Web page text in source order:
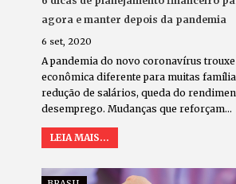
agora e manter depois da pandemia
6 set, 2020
A pandemia do novo coronavírus
econômica diferente para muitas
redução de salários, queda do
desemprego. Mudanças que reforçam…
LEIA MAIS...